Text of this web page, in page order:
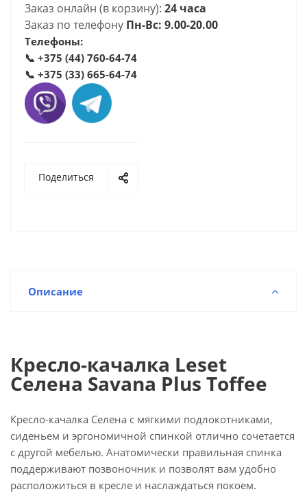
Заказ онлайн (в корзину): 24 часа
Заказ по телефону Пн-Вс: 9.00-20.00
Телефоны:
📞 +375 (44) 760-64-74
📞 +375 (33) 665-64-74
Поделиться
Описание
Кресло-качалка Leset
Селена Savana Plus Toffee
Кресло-качалка Селена с мягкими подлокотниками,
сиденьем и эргономичной спинкой отлично сочетается
с другой мебелью. Анатомически правильная спинка
поддерживают позвоночник и позволят вам удобно
расположиться в кресле и наслаждаться покоем.